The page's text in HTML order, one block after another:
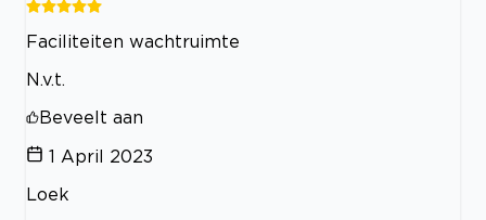
Faciliteiten wachtruimte
N.v.t.
Beveelt aan
1 April 2023
Loek